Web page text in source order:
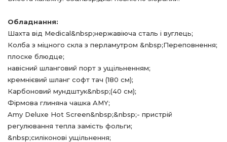
Обладнання:
Шахта від Medical&nbsp;нержавіюча сталь і вуглець;
Колба з міцного скла з перламутром &nbsp;Переповнення;
плоске блюдце;
навісний шланговий порт з ущільненням;
кремнієвий шланг софт тач (180 см);
Карбоновий мундштук&nbsp;(40 см);
Фірмова глиняна чашка AMY;
Amy Deluxe Hot Screen&nbsp;&nbsp;- пристрій
регулювання тепла замість фольги;
&nbsp;силіконові ущільнення;